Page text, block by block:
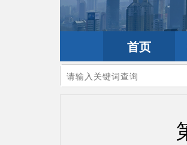
首页
您的当前位置：首页>10th天山研讨会